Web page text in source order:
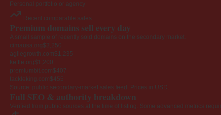
Personal portfolio or agency
Recent comparable sales
Premium domains sell every day
A small sample of recently sold domains on the secondary market.
cimausa.org$3,250
agilegrowth.com$1,235
kettle.org$1,200
premiumbit.com$407
tackleking.com$455
Source: public secondary-market sales feed. Prices in USD.
Full SEO & authority breakdown
Verified from public sources at the time of listing. Some advanced metrics